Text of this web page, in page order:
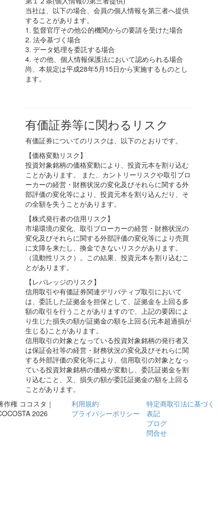
当社は、以下の場合、会員の個人情報を第三者へ提供
することがあります。
1. 監督官庁その他公的機関からの要請を受けた場合
2. 法令基づく場合
3. データ処理を委託する場合
4. その他、個人情報保護法において認められる場合
尚、本規定は平成28年5月15日から実施するものとし
ます。
有価証券等に関わるリスク
有価証券についてのリスクは、以下のとおりです。
【価格変動リスク】
投資対象銘柄の価格変動により、投資元本を割り込む
ことがあります。 また、カントリーリスクや取引ブロ
ーカーの経営・財務状況の変化及びそれらに関する外
部評価の変化等により、投資元本を割り込んだり、そ
の全額を失うことがあります。
【株式発行者の信用リスク】
市場環境の変化、取引ブローカーの経営・財務状況の
変化及びそれらに関する外部評価の変化等により売買
に支障を来たし、換金できないリスクがあります。
（流動性リスク）。この結果、投資元本を割り込むこ
とがあります。
【レバレッジのリスク】
信用取引や有価証券関連デリバティブ取引において
は、委託した証拠金を担保として、証拠金を上回る多
額の取引を行うことがありますので、上記の要因によ
り生じた損失の額が証拠金の額を上回る(元本超過損が
生じる)ことがあります。
信用取引の対象となっている投資対象銘柄の発行者又
は保証会社等の経営・財務状況の変化及びそれらに関
する外部評価の変化等により、信用取引の対象となっ
ている投資対象銘柄の価格が変動し、委託証拠金を割
り込むこと、又、損失の額が委託証拠金の額を上回る
ことがあります。
作権 ココスタ｜
2026
利用規約
プライバシーポリシー
特定商取引法に基づく
表記
ブログ
問合せ